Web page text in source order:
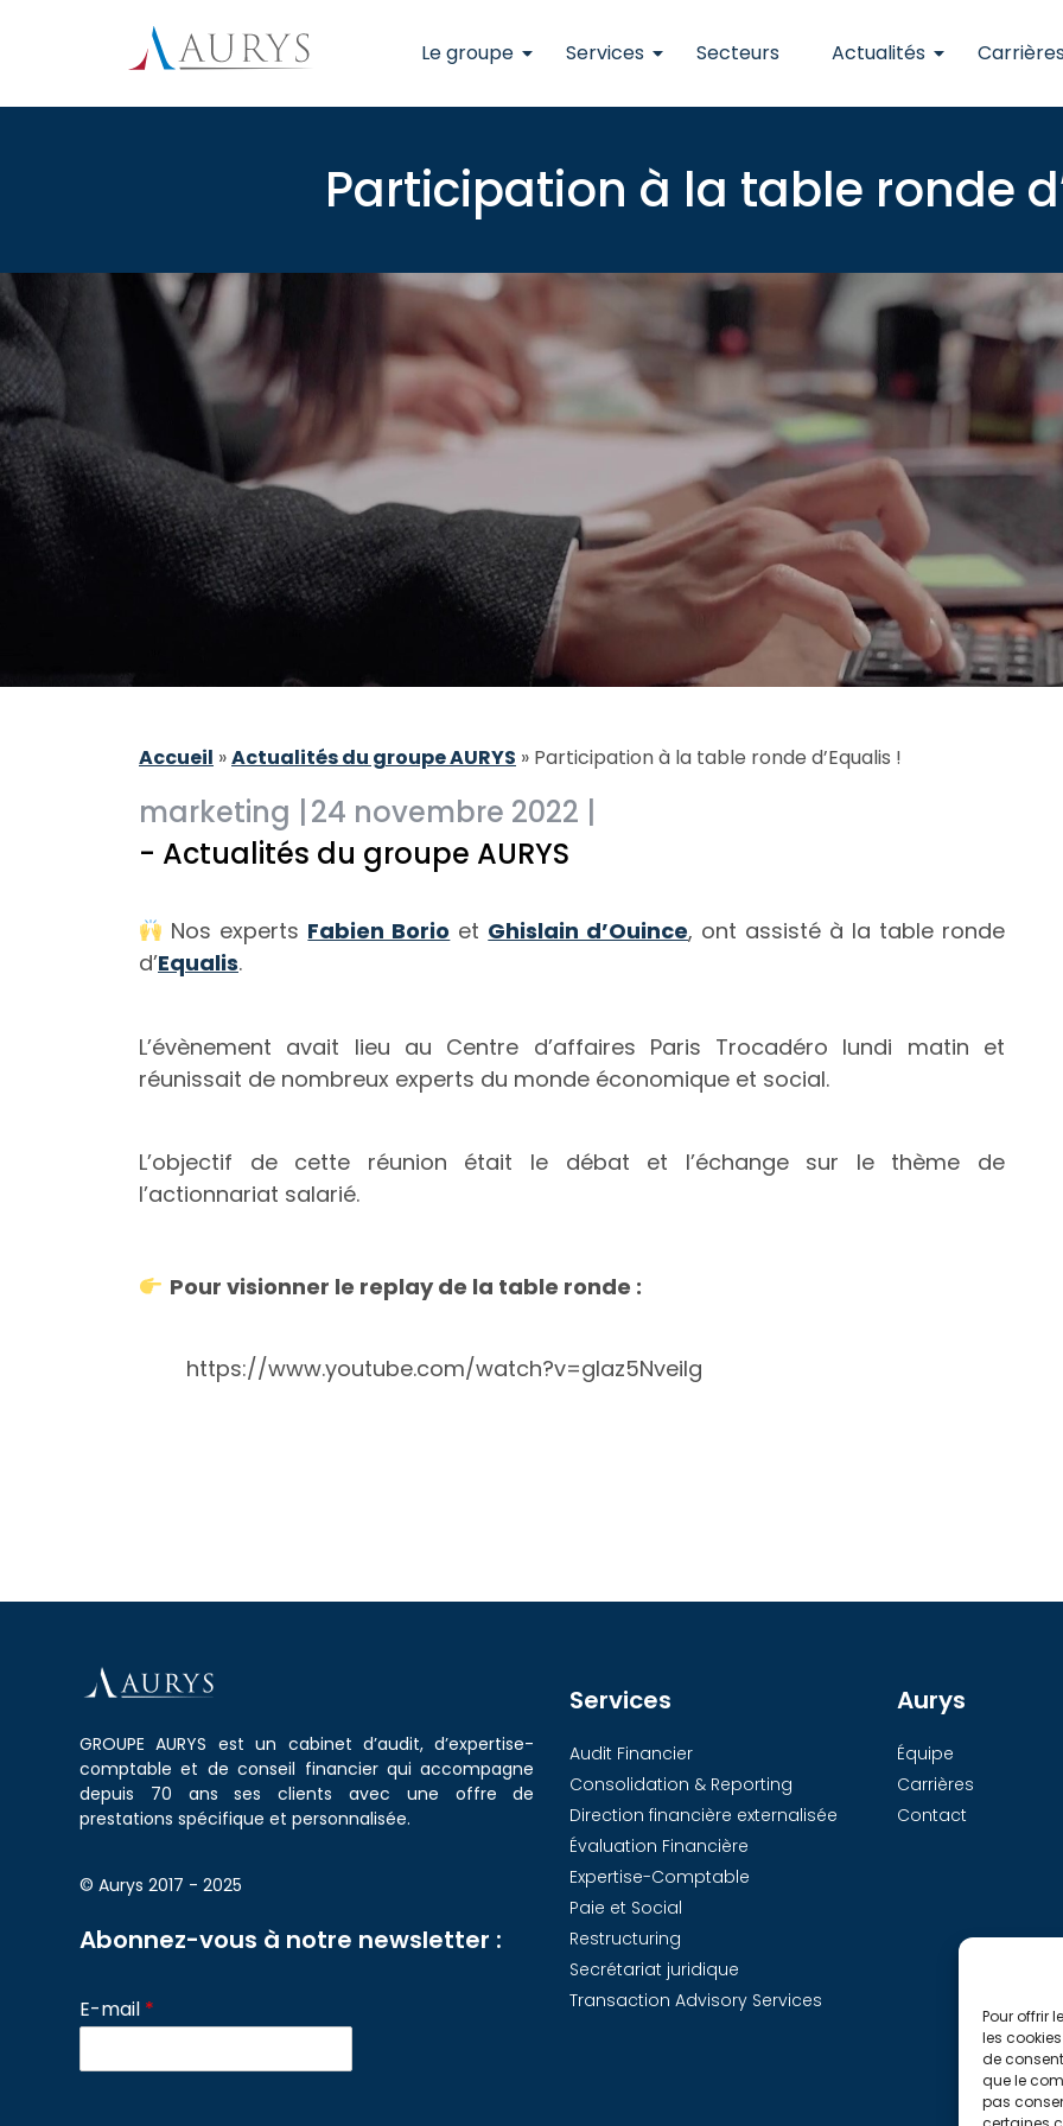
Pour offrir
les
de
que le
pas
Le groupe Services Secteurs Actualités
Participation à la table ronde
Accueil »Actualités du groupe AURYS » Participation à la table ronde d’Equalis !
marketing |24 novembre 2022 |
- Actualités du groupe AURYS
Nos experts Fabien Borio et Ghislain d’Ouince, ont assisté à la table ronde
d’Equalis.
L’évènement avait lieu au Centre d’affaires Paris Trocadéro lundi matin et
réunissait de nombreux experts du monde économique et social.
L’objectif de cette réunion était le débat et l’échange sur le thème de
l’actionnariat salarié.
Pour visionner le replay de la table ronde :
https://www.youtube.com/watch?v=glaz5NveiIg
GROUPE AURYS est un cabinet d’audit, d’expertise-
comptable et de conseil financier qui accompagne
depuis 70 ans ses clients avec une offre de
prestations spécifique et personnalisée.
© Aurys 2017 - 2025
Abonnez-vous à notre newsletter :
E-mail *
Services
Audit Financier
Consolidation & Reporting
Direction financière externalisée
Évaluation Financière
Expertise-Comptable
Paie et Social
Restructuring
Secrétariat juridique
Transaction Advisory Services
Aurys
Équipe
Carrières
Contact